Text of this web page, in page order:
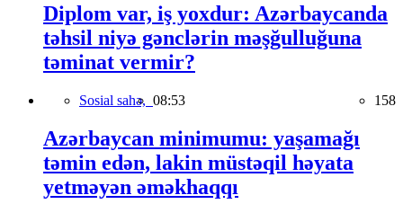
Diplom var, iş yoxdur: Azərbaycanda
təhsil niyə gənclərin məşğulluğuna
təminat vermir?
Sosial sahə, 08:53 158
Azərbaycan minimumu: yaşamağı
təmin edən, lakin müstəqil həyata
yetməyən əməkhaqqı